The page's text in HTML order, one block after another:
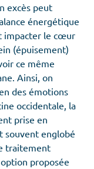
excès peut
énergétique
impacter le cœur
(épuisement)
ce même
Ainsi, on
des émotions
occidentale, la
prise en
souvent englobé
traitement
proposée